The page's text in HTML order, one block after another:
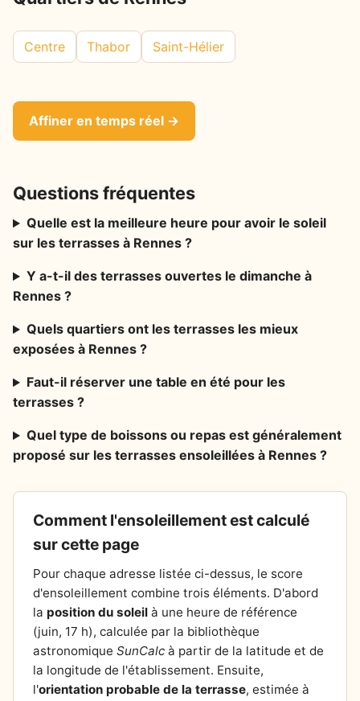
Centre Thabor Saint-Hélier
Affiner en temps réel →
Questions fréquentes
Quelle est la meilleure heure pour avoir le soleil
sur les terrasses à Rennes ?
Y a-t-il des terrasses ouvertes le dimanche à
Rennes ?
Quels quartiers ont les terrasses les mieux
exposées à Rennes ?
Faut-il réserver une table en été pour les
terrasses ?
Quel type de boissons ou repas est généralement
proposé sur les terrasses ensoleillées à Rennes ?
Comment l'ensoleillement est calculé
sur cette page
Pour chaque adresse listée ci-dessus, le score
d'ensoleillement combine trois éléments. D'abord
la position du soleil à une heure de référence
(juin, 17 h), calculée par la bibliothèque
astronomique SunCalc à partir de la latitude et de
la longitude de l'établissement. Ensuite,
l'orientation probable de la terrasse, estimée à